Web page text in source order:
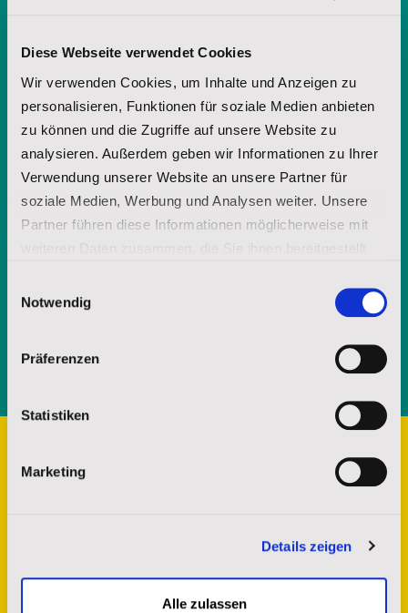
Diese Webseite verwendet Cookies
Wir verwenden Cookies, um Inhalte und Anzeigen zu
personalisieren, Funktionen für soziale Medien anbieten
zu können und die Zugriffe auf unsere Website zu
analysieren. Außerdem geben wir Informationen zu Ihrer
Verwendung unserer Website an unsere Partner für
soziale Medien, Werbung und Analysen weiter. Unsere
Partner führen diese Informationen möglicherweise mit
gesammelt haben.
Notwendig
Präferenzen
Statistiken
Marketing
Details zeigen
Alle zulassen
Nachname
Mit Ihrer jederzeit - etwa über spenderservice@stjosefs.de - widerruflichen
Einwilligung informieren wir Sie per E-Mail mit unserer Broschüre über
Senden